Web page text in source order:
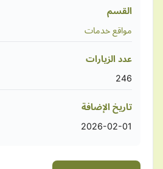
القسم
مواقع خدمات
عدد الزيارات
246
تاريخ الإضافة
2026-02-01